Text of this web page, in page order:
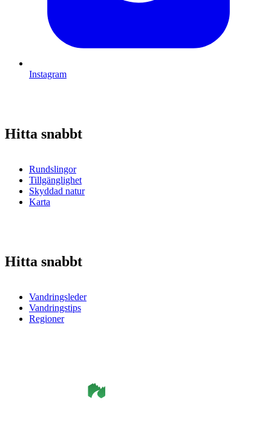
Instagram
Hitta snabbt
Rundslingor
Tillgänglighet
Skyddad natur
Karta
Hitta snabbt
Vandringsleder
Vandringstips
Regioner